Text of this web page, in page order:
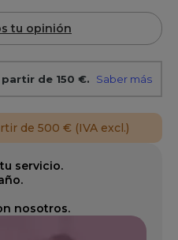
tu opinión
de 500 € (IVA excl.)
servicio.
nosotros.